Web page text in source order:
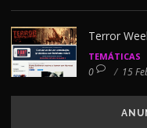
Terror
TEMÁTICAS
0 / 15